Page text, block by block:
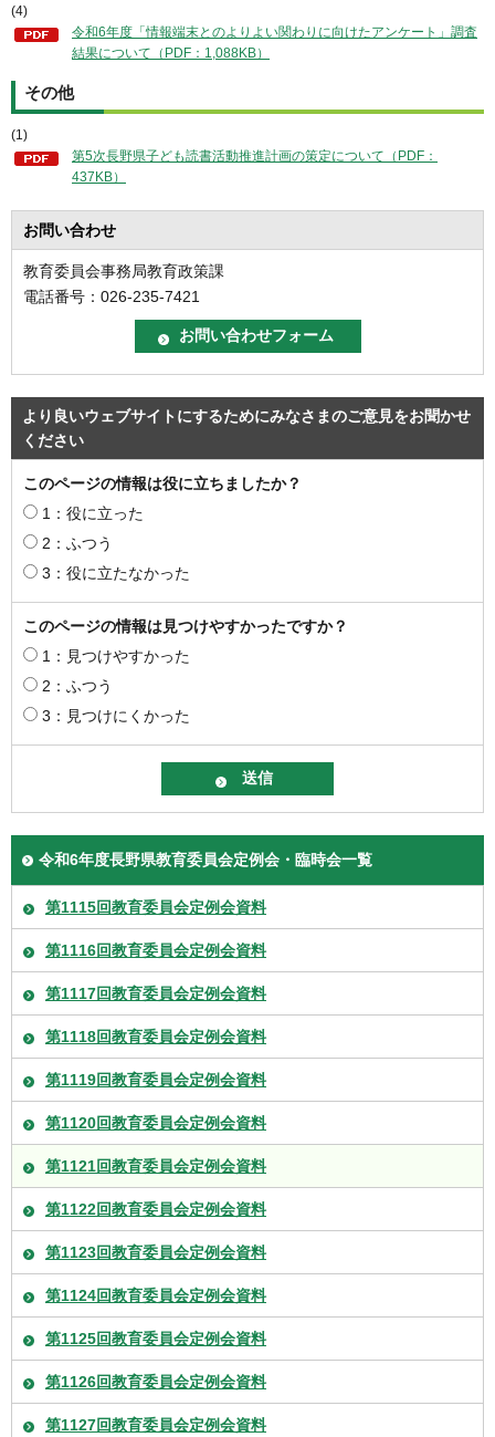
(4)
令和6年度「情報端末とのよりよい関わりに向けたアンケート」調査
結果について（PDF：1,088KB）
その他
(1)
第5次長野県子ども読書活動推進計画の策定について（PDF：
437KB）
お問い合わせ
教育委員会事務局教育政策課
電話番号：026-235-7421
より良いウェブサイトにするためにみなさまのご意見をお聞かせ
ください
このページの情報は役に立ちましたか？
1：役に立った
2：ふつう
3：役に立たなかった
このページの情報は見つけやすかったですか？
1：見つけやすかった
2：ふつう
3：見つけにくかった
令和6年度長野県教育委員会定例会・臨時会一覧
第1115回教育委員会定例会資料
第1116回教育委員会定例会資料
第1117回教育委員会定例会資料
第1118回教育委員会定例会資料
第1119回教育委員会定例会資料
第1120回教育委員会定例会資料
第1121回教育委員会定例会資料
第1122回教育委員会定例会資料
第1123回教育委員会定例会資料
第1124回教育委員会定例会資料
第1125回教育委員会定例会資料
第1126回教育委員会定例会資料
第1127回教育委員会定例会資料